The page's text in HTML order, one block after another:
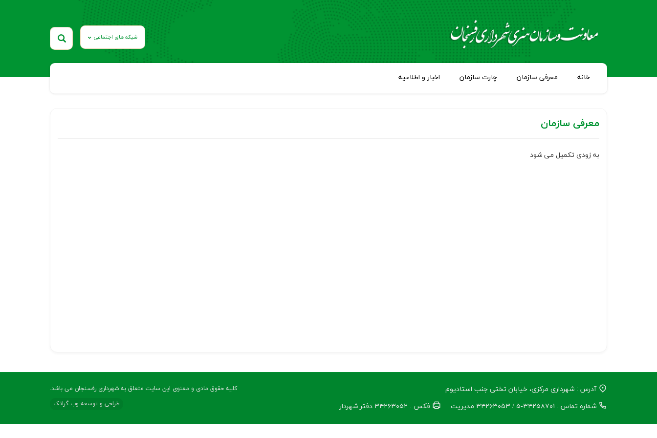
شبکه های اجتماعی
خانه معرفی سازمان چارت سازمان اخبار و اطلاعیه
معرفی سازمان
به زودی تکمیل می شود
آدرس : شهرداری مرکزی، خیابان تختی جنب استادیوم
شماره تماس : ۳۴۲۵۸۷۰۱-۵ / ۳۴۲۶۳۰۵۳ مدیریت
فکس : ۳۴۲۶۳۰۵۲ دفتر شهردار
کلیه حقوق مادی و معنوی این سایت متعلق به شهرداری رفسنجان می باشد.
طراحی و توسعه وب گراتک